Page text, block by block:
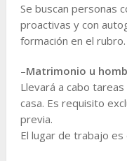
Se buscan personas
proactivas y con
formación en el rubro.
–Matrimonio u
Llevará a cabo
casa. Es requisito
previa.
El lugar de trabajo es